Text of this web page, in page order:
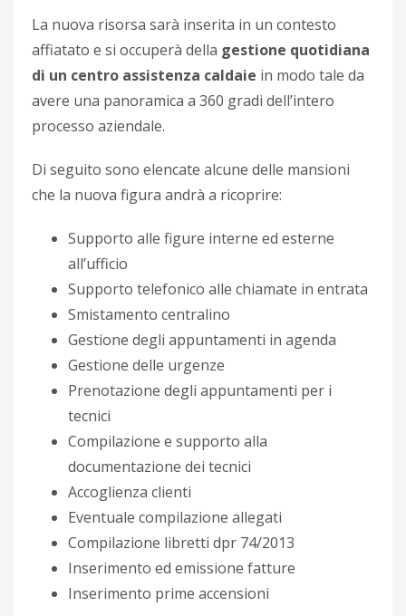
La nuova risorsa sarà inserita in un contesto
affiatato e si occuperà della gestione quotidiana
di un centro assistenza caldaie in modo tale da
avere una panoramica a 360 gradi dell’intero
processo aziendale.
Di seguito sono elencate alcune delle mansioni
che la nuova figura andrà a ricoprire:
Supporto alle figure interne ed esterne
all’ufficio
Supporto telefonico alle chiamate in entrata
Smistamento centralino
Gestione degli appuntamenti in agenda
Gestione delle urgenze
Prenotazione degli appuntamenti per i
tecnici
Compilazione e supporto alla
documentazione dei tecnici
Accoglienza clienti
Eventuale compilazione allegati
Compilazione libretti dpr 74/2013
Inserimento ed emissione fatture
Inserimento prime accensioni